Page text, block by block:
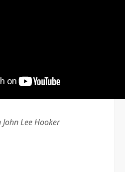
Lee Hooker